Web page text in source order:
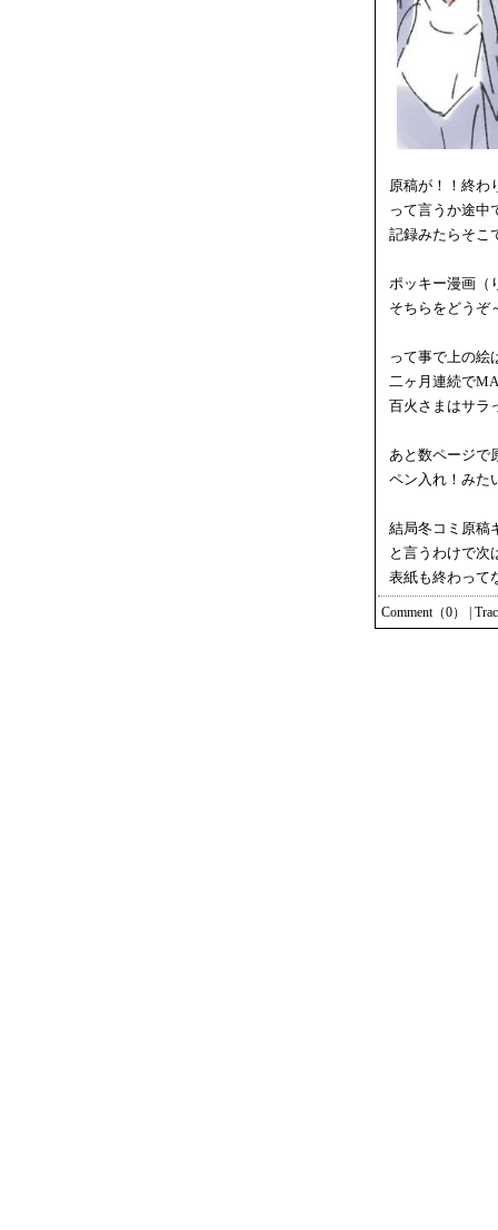
原稿が！！終わ
って言うか途
記録みたらそこ
ポッキー漫画（
そちらをどうぞ
って事で上の絵
二ヶ月連続で
百火さまはサラ
あと数ページで
ペン入れ！みた
結局冬コミ原稿
と言うわけで次
表紙も終わって
Comment（0）